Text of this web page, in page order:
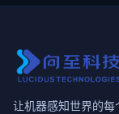
让机器感知世界的每